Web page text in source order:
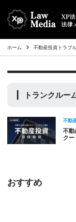
債務整理（任意整理・個
不動産投資トラブル
ホーム 不動産投資トラブ
トランクルー
不動
不動
ク
おすすめ